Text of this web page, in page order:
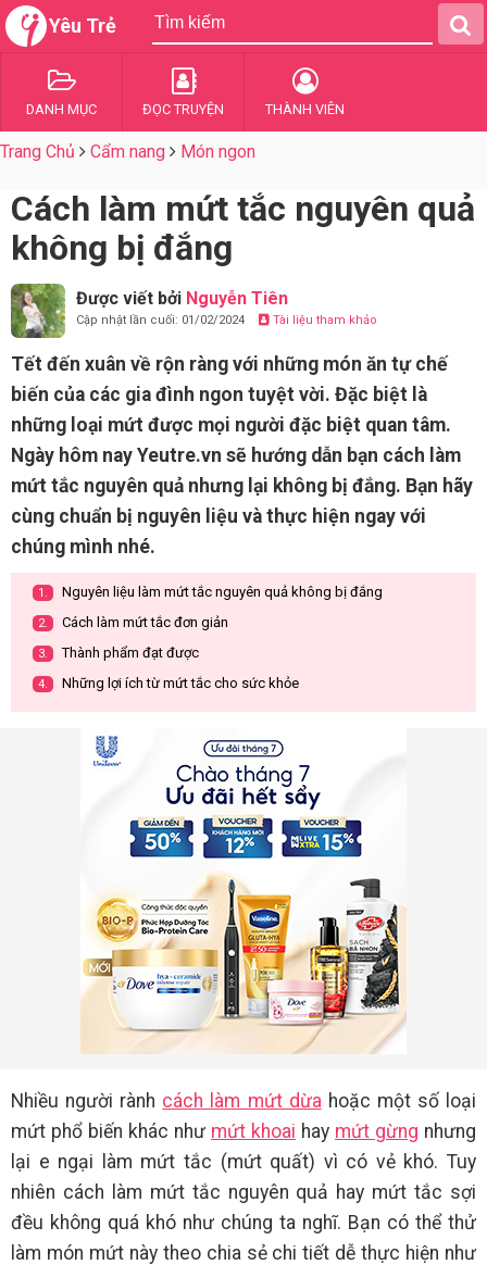
Yêu Trẻ
DANH MỤC ĐỌC TRUYỆN THÀNH VIÊN
Trang Chủ Cẩm nang Món ngon
Cách làm mứt tắc nguyên quả
không bị đắng
Được viết bởi Nguyễn Tiên
Cập nhật lần cuối: 01/02/2024 Tài liệu tham khảo
Tết đến xuân về rộn ràng với những món ăn tự chế
biến của các gia đình ngon tuyệt vời. Đặc biệt là
những loại mứt được mọi người đặc biệt quan tâm.
Ngày hôm nay Yeutre.vn sẽ hướng dẫn bạn cách làm
mứt tắc nguyên quả nhưng lại không bị đắng. Bạn hãy
cùng chuẩn bị nguyên liệu và thực hiện ngay với
chúng mình nhé.
1. Nguyên liệu làm mứt tắc nguyên quả không bị đắng
2. Cách làm mứt tắc đơn giản
3. Thành phẩm đạt được
4. Những lợi ích từ mứt tắc cho sức khỏe
Nhiều người rành cách làm mứt dừahoặc một số loại
mứt phổ biến khác như mứt khoai hay mứt gừng nhưng
lại e ngại làm mứt tắc (mứt quất) vì có vẻ khó. Tuy
nhiên cách làm mứt tắc nguyên quả hay mứt tắc sợi
đều không quá khó như chúng ta nghĩ. Bạn có thể thử
làm món mứt này theo chia sẻ chi tiết dễ thực hiện như